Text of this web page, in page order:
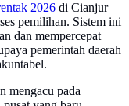
2026 di Cianjur
pemilihan. Sistem ini
dan mempercepat
pemerintah daerah
mengacu pada